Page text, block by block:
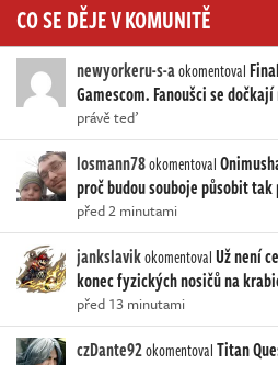
CO SE DĚJE V KOMUNITĚ
newyorkeru-s-aokomentoval
Gamescom. Fanoušci se
právě teď
losmann78okomentoval
proč budou souboje působit
před 2 minutami
jankslavikokomentovalUž není
konec fyzických nosičů na
před 13 minutami
czDante92okomentovalTitan